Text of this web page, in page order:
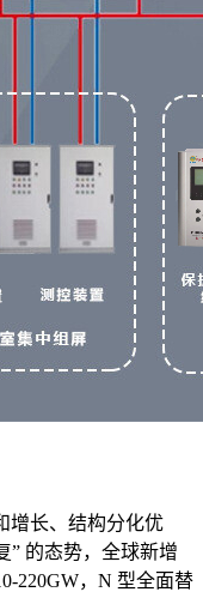
增长、结构分化优
” 的态势，全球新增
220GW，N 型全面替